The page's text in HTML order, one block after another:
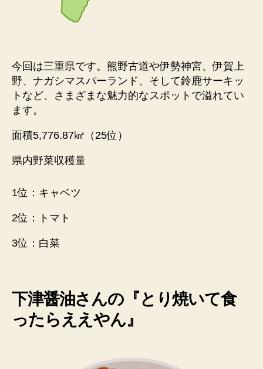
今回は三重県です。熊野古道や伊勢神宮、伊賀上
野、ナガシマスパーランド、そして鈴鹿サーキッ
トなど、さまざまな魅力的なスポットで溢れてい
ます。
面積5,776.87㎢（25位）
県内野菜収穫量
1位：キャベツ
2位：トマト
3位：白菜
下津醤油さんの『とり焼いて食
ったらええやん』